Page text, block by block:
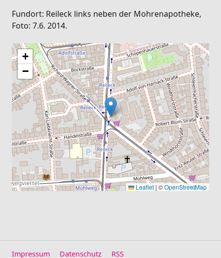
Fundort: Reileck links neben der Mohrenapotheke,
Foto: 7.6. 2014.
+
−
Leaflet | ©OpenStreetMap
Impressum Datenschutz RSS